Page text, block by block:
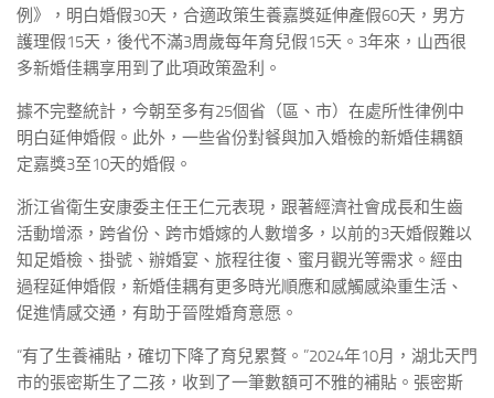
例》，明白婚假30天，合適政策生養嘉獎延伸產假60天，男方
護理假15天，後代不滿3周歲每年育兒假15天。3年來，山西很
多新婚佳耦享用到了此項政策盈利。
據不完整統計，今朝至多有25個省（區、市）在處所性律例中
明白延伸婚假。此外，一些省份對餐與加入婚檢的新婚佳耦額
定嘉獎3至10天的婚假。
浙江省衛生安康委主任王仁元表現，跟著經濟社會成長和生齒
活動增添，跨省份、跨市婚嫁的人數增多，以前的3天婚假難以
知足婚檢、掛號、辦婚宴、旅程往復、蜜月觀光等需求。經由
過程延伸婚假，新婚佳耦有更多時光順應和感觸感染重生活、
促進情感交通，有助于晉陞婚育意愿。
“有了生養補貼，確切下降了育兒累贅。”2024年10月，湖北天門
市的張密斯生了二孩，收到了一筆數額可不雅的補貼。張密斯